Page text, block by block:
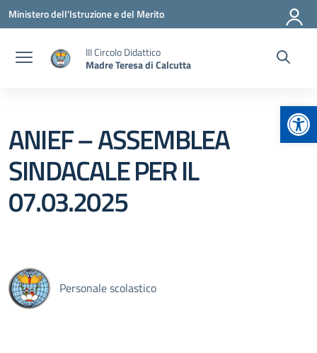
Vai ai contenuti
Vai al menu di navigazione
Vai al footer
Ministero dell'Istruzione e del Merito
III Circolo Didattico
Madre Teresa di Calcutta
ANIEF – ASSEMBLEA
SINDACALE PER IL
07.03.2025
Personale scolastico